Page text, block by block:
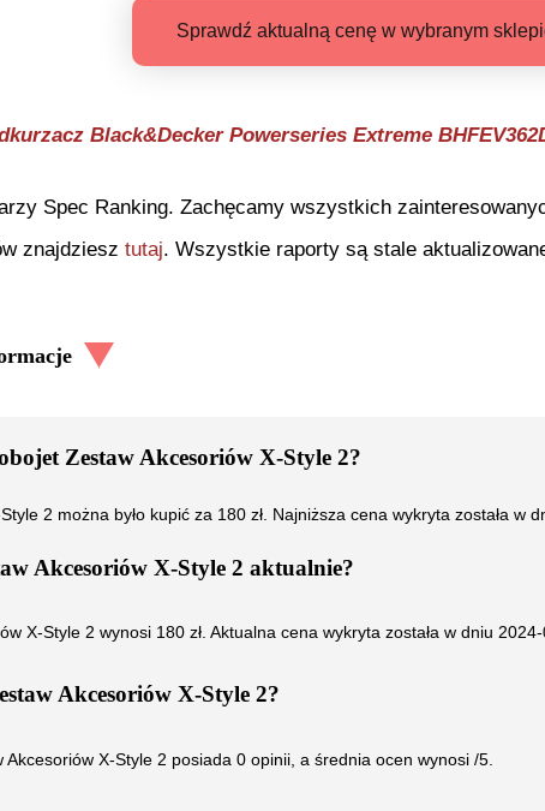
Sprawdź aktualną cenę w wybranym
Black&Decker Powerseries Extreme
Spec Ranking. Zachęcamy wszystkich
znajdziesz tutaj. Wszystkie raporty są stale
Zestaw Akcesoriów X-Style 2?
2 można było kupić za 180 zł. Najniższa cena wykryta została w
Akcesoriów X-Style 2 aktualnie?
X-Style 2 wynosi 180 zł. Aktualna cena wykryta została w dniu
Akcesoriów X-Style 2?
Akcesoriów X-Style 2 posiada 0 opinii, a średnia ocen wynosi /5.